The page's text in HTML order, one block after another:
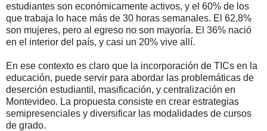
estudiantes son económicamente activos, y el 60% de los
que trabaja lo hace más de 30 horas semanales. El 62,8%
son mujeres, pero al egreso no son mayoría. El 36% nació
en el interior del país, y casi un 20% vive allí.
En ese contexto es claro que la incorporación de TICs en la
educación, puede servir para abordar las problemáticas de
deserción estudiantil, masificación, y centralización en
Montevideo. La propuesta consiste en crear estrategias
semipresenciales y diversificar las modalidades de cursos
de grado.